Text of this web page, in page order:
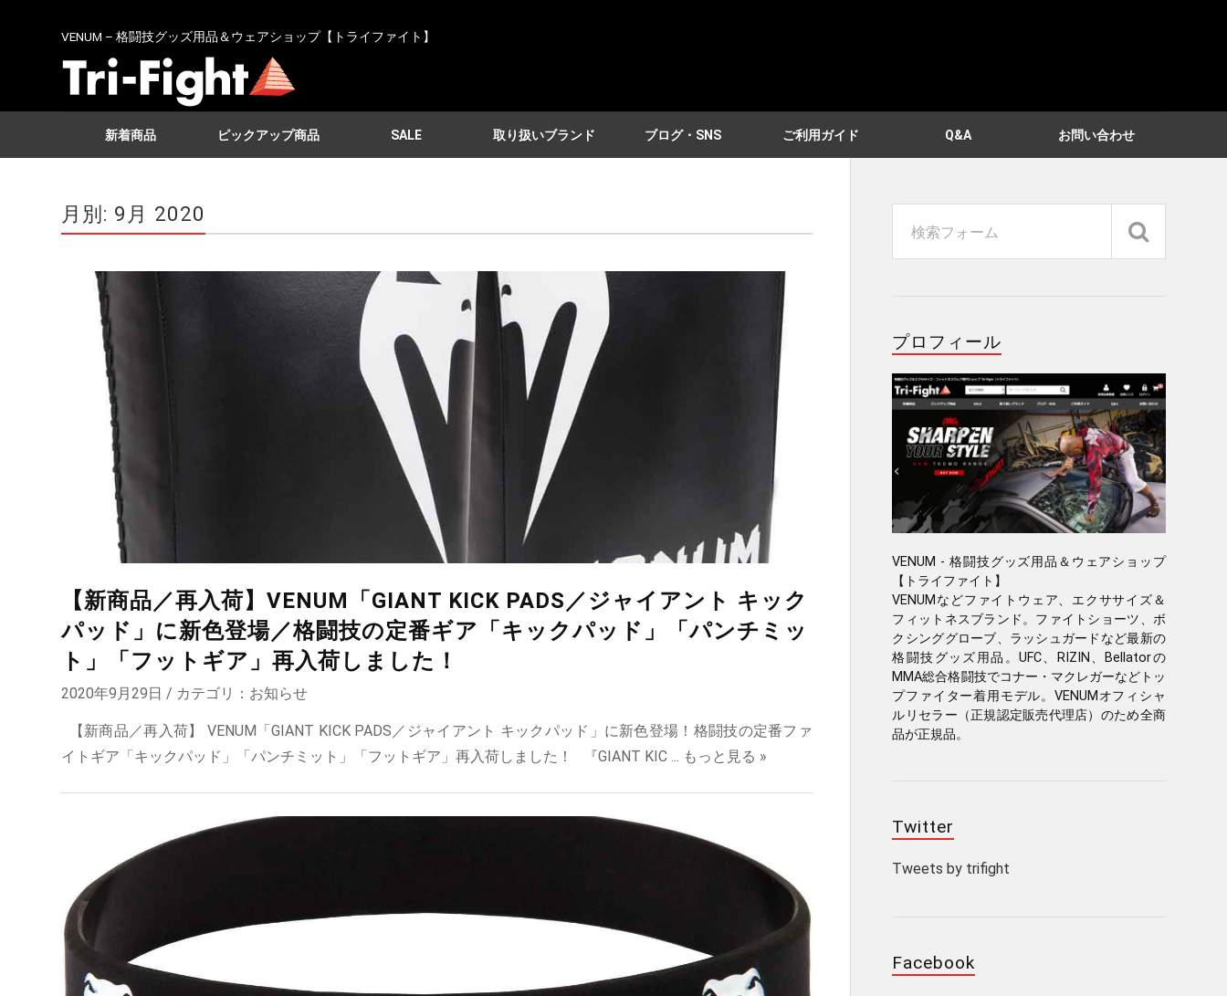
VENUM – 格闘技グッズ用品＆ウェアショップ【トライファイト】
新着商品 ピックアップ商品 SALE 取り扱いブランド ブログ・SNS ご利用ガイド Q&A お問い合わせ
月別: 9月 2020
【新商品／再入荷】VENUM「GIANT KICK PADS／ジャイアント キック
パッド」に新色登場／格闘技の定番ギア「キックパッド」「パンチミッ
ト」「フットギア」再入荷しました！
2020年9月29日 / カテゴリ： お知らせ
【新商品／再入荷】 VENUM「GIANT KICK PADS／ジャイアント キックパッド」に新色登場！格闘技の定番ファ
イトギア「キックパッド」「パンチミット」「フットギア」再入荷しました！ 『GIANT KIC ... もっと見る »
プロフィール
VENUM - 格闘技グッズ用品＆ウェアショップ
【トライファイト】
VENUMなどファイトウェア、エクササイズ＆
フィットネスブランド。ファイトショーツ、ボ
クシンググローブ、ラッシュガードなど最新の
格闘技グッズ用品。UFC、RIZIN、Bellatorの
MMA総合格闘技でコナー・マクレガーなどトッ
プファイター着用モデル。VENUMオフィシャ
ルリセラー（正規認定販売代理店）のため全商
品が正規品。
Twitter
Tweets by trifight
Facebook